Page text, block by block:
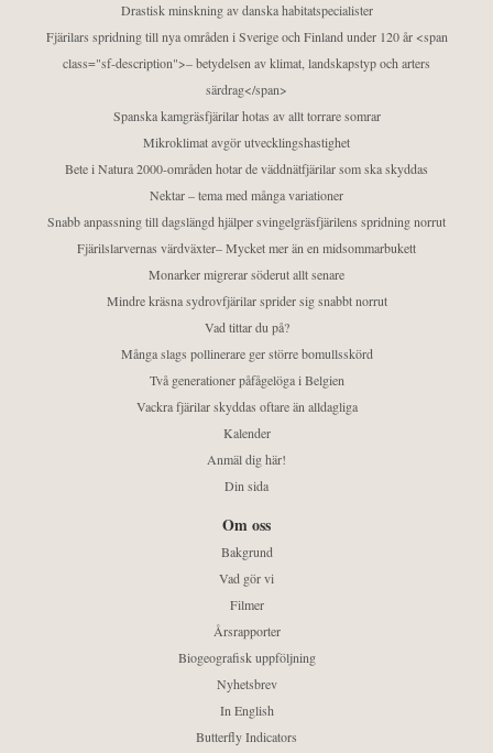
Drastisk minskning av danska habitatspecialister
Fjärilars spridning till nya områden i Sverige och Finland under 120 år <span
class="sf-description">– betydelsen av klimat, landskapstyp och arters
särdrag</span>
Spanska kamgräsfjärilar hotas av allt torrare somrar
Mikroklimat avgör utvecklingshastighet
Bete i Natura 2000-områden hotar de väddnätfjärilar som ska skyddas
Nektar – tema med många variationer
Snabb anpassning till dagslängd hjälper svingelgräsfjärilens spridning norrut
Fjärilslarvernas värdväxter– Mycket mer än en midsommarbukett
Monarker migrerar söderut allt senare
Mindre kräsna sydrovfjärilar sprider sig snabbt norrut
Vad tittar du på?
Många slags pollinerare ger större bomullsskörd
Två generationer påfågelöga i Belgien
Vackra fjärilar skyddas oftare än alldagliga
Kalender
Anmäl dig här!
Din sida
Om oss
Bakgrund
Vad gör vi
Filmer
Årsrapporter
Biogeografisk uppföljning
Nyhetsbrev
In English
Butterfly Indicators